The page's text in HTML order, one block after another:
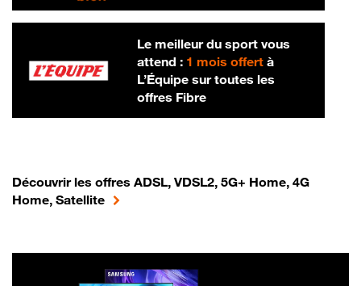
Le meilleur du sport vous
attend : 1 mois offertà
L’Équipe sur toutes les
offres Fibre
Découvrir les offres ADSL, VDSL2, 5G+ Home, 4G
Home, Satellite